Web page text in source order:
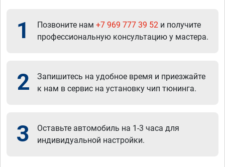
1 Позвоните нам +7 969 777 39 52 и получите
профессиональную консультацию у мастера.
2
Запишитесь на удобное время и приезжайте
к нам в сервис на установку чип тюнинга.
3
Оставьте автомобиль на 1-3 часа для
индивидуальной настройки.